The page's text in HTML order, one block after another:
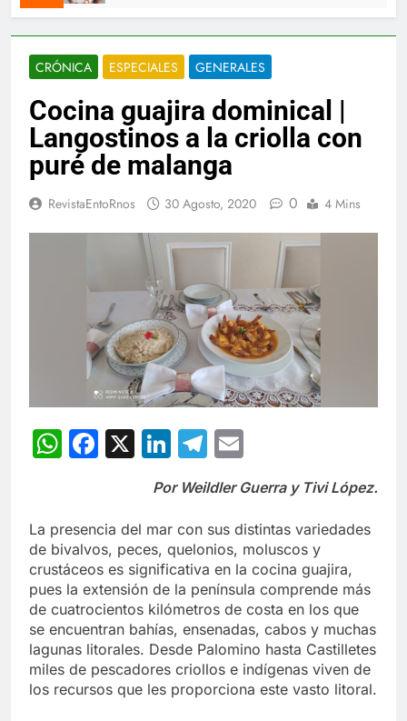
CRÓNICA ESPECIALES GENERALES
Cocina guajira dominical |
Langostinos a la criolla con
puré de malanga
RevistaEntoRnos 30 Agosto, 2020 0 4 Mins
WhatsApp
Facebook
X LinkedIn
Telegram
Por Weildler Guerra y Tivi López.
La presencia del mar con sus distintas variedades
de bivalvos, peces, quelonios, moluscos y
crustáceos es significativa en la cocina guajira,
pues la extensión de la península comprende más
de cuatrocientos kilómetros de costa en los que
se encuentran bahías, ensenadas, cabos y muchas
lagunas litorales. Desde Palomino hasta Castilletes
miles de pescadores criollos e indígenas viven de
los recursos que les proporciona este vasto litoral.